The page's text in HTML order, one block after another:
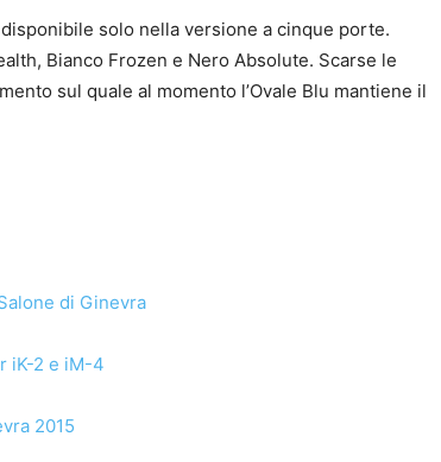
solo nella versione a cinque porte.
Bianco Frozen e Nero Absolute. Scarse le
sul quale al momento l’Ovale Blu mantiene il
di Ginevra
iK-2 e iM-4
2015